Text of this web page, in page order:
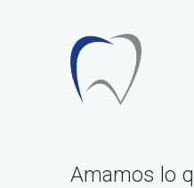
Amamos lo